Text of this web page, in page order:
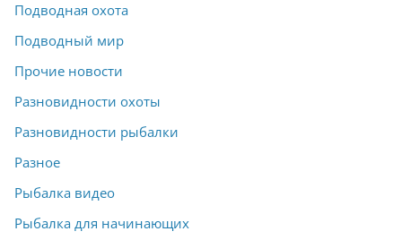
Подводная охота
Подводный мир
Прочие новости
Разновидности охоты
Разновидности рыбалки
Разное
Рыбалка видео
Рыбалка для начинающих